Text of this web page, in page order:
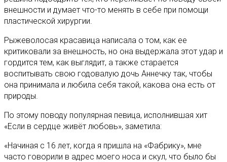
внешности и думает что-то менять в себе при помощи
пластической хирургии.
Рыжеволосая красавица написала о том, как ее
критиковали за внешность, но она выдержала этот удар и
гордится тем, как выглядит, а также старается
воспитывать свою годовалую дочь Аннечку так, чтобы
она принимала и любила себя такой, какова она есть от
природы.
По этому поводу популярная певица, исполнившая хит
«Если в сердце живёт любовь», заметила:
«Начиная с 16 лет, когда я пришла на «Фабрику», мне
часто говорили в адрес моего носа и скул, что было бы